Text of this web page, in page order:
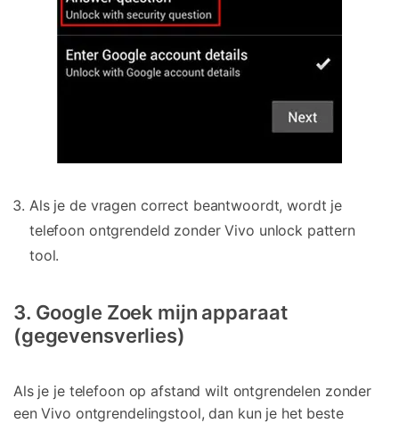
Als je de vragen correct beantwoordt, wordt je
telefoon ontgrendeld zonder Vivo unlock pattern
tool.
3. Google Zoek mijn apparaat
(gegevensverlies)
Als je je telefoon op afstand wilt ontgrendelen zonder
een Vivo ontgrendelingstool, dan kun je het beste